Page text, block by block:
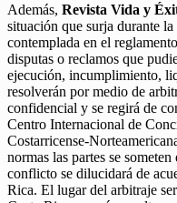
Además, Revista Vida y
situación que surja durante
contemplada en el
disputas o reclamos que
ejecución, incumplimiento,
resolverán por medio de
confidencial y se regirá de
Centro Internacional de
Costarricense-
normas las partes se
conflicto se dilucidará de
Rica. El lugar del arbitraje